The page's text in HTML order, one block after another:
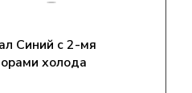
Синий с 2-мя
холода